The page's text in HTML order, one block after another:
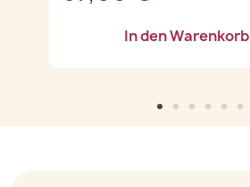
In den Warenkorb